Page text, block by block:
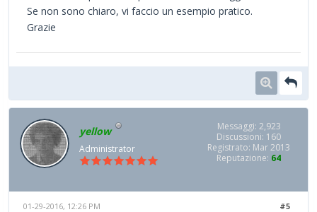
Se non sono chiaro, vi faccio un esempio pratico.
Grazie
yellow
Administrator
Messaggi: 2,923
Discussioni: 160
Registrato: Mar 2013
Reputazione: 64
#5
01-29-2016, 12:26 PM